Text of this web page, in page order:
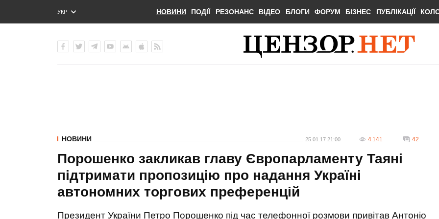
УКР
ENG
НОВИНИ ПОДІЇ РЕЗОНАНС ВІДЕО БЛОГИ ФОРУМ БІЗНЕС ПУБЛІКАЦІЇ
НОВИНИ 25.01.17 21:00 4 141 42
Порошенко закликав главу Європарламенту Таяні
підтримати пропозицію про надання Україні
автономних торгових преференцій
Президент України Петро Порошенко під час телефонної розмови привітав Антоніо